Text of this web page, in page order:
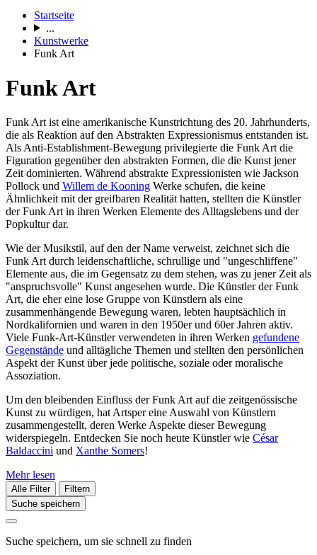
Startseite
...
Kunstwerke
Funk Art
Funk Art
Funk Art ist eine amerikanische Kunstrichtung des 20. Jahrhunderts,
die als Reaktion auf den Abstrakten Expressionismus entstanden ist.
Als Anti-Establishment-Bewegung privilegierte die Funk Art die
Figuration gegenüber den abstrakten Formen, die die Kunst jener
Zeit dominierten. Während abstrakte Expressionisten wie Jackson
Pollock und Willem de Kooning Werke schufen, die keine
Ähnlichkeit mit der greifbaren Realität hatten, stellten die Künstler
der Funk Art in ihren Werken Elemente des Alltagslebens und der
Popkultur dar.
Wie der Musikstil, auf den der Name verweist, zeichnet sich die
Funk Art durch leidenschaftliche, schrullige und "ungeschliffene"
Elemente aus, die im Gegensatz zu dem stehen, was zu jener Zeit als
"anspruchsvolle" Kunst angesehen wurde. Die Künstler der Funk
Art, die eher eine lose Gruppe von Künstlern als eine
zusammenhängende Bewegung waren, lebten hauptsächlich in
Nordkalifornien und waren in den 1950er und 60er Jahren aktiv.
Viele Funk-Art-Künstler verwendeten in ihren Werken gefundene
Gegenstände und alltägliche Themen und stellten den persönlichen
Aspekt der Kunst über jede politische, soziale oder moralische
Assoziation.
Um den bleibenden Einfluss der Funk Art auf die zeitgenössische
Kunst zu würdigen, hat Artsper eine Auswahl von Künstlern
zusammengestellt, deren Werke Aspekte dieser Bewegung
widerspiegeln. Entdecken Sie noch heute Künstler wie César
Baldaccini und Xanthe Somers!
Mehr lesen
Alle Filter
Filtern
Suche speichern
Suche speichern, um sie schnell zu finden